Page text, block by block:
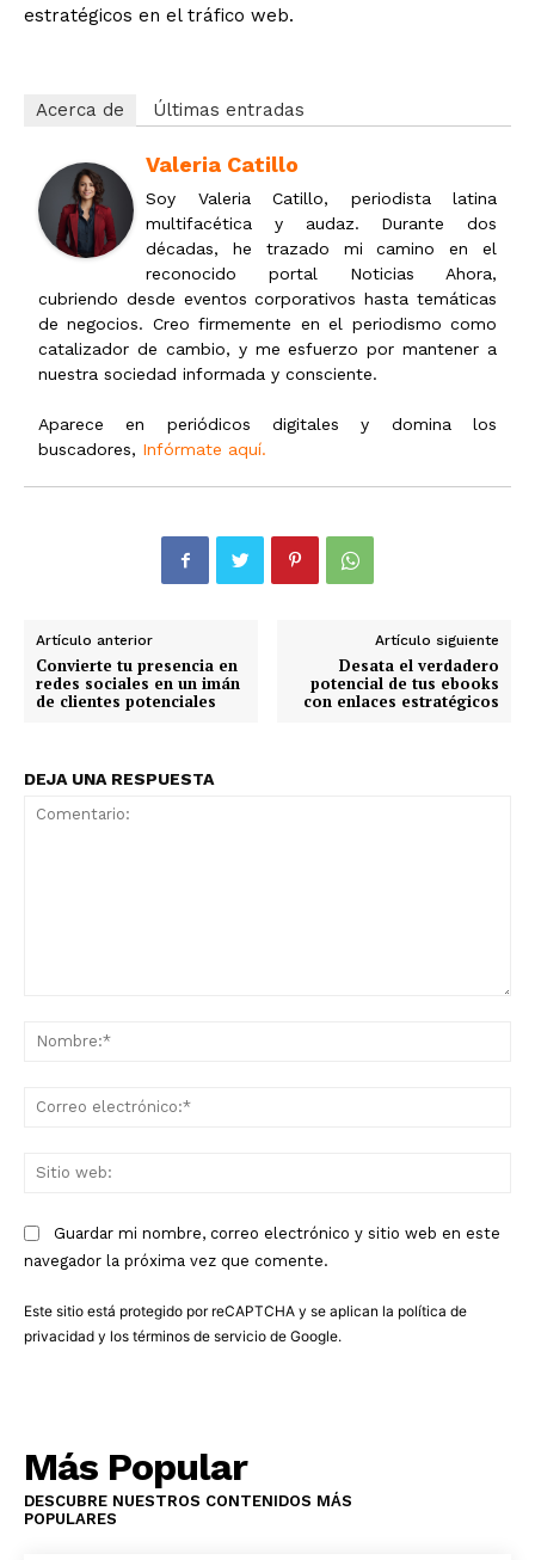
estratégicos en el tráfico web.
Acerca de Últimas entradas
Valeria Catillo
Soy Valeria Catillo, periodista latina
multifacética y audaz. Durante dos
décadas, he trazado mi camino en el
reconocido portal Noticias Ahora,
cubriendo desde eventos corporativos hasta temáticas
de negocios. Creo firmemente en el periodismo como
catalizador de cambio, y me esfuerzo por mantener a
nuestra sociedad informada y consciente.
Aparece en periódicos digitales y domina los
buscadores, Infórmate aquí.
Artículo anterior
Convierte tu presencia en
redes sociales en un imán
de clientes potenciales
Artículo siguiente
Desata el verdadero
potencial de tus ebooks
con enlaces estratégicos
DEJA UNA RESPUESTA
Guardar mi nombre, correo electrónico y sitio web en este
navegador la próxima vez que comente.
Este sitio está protegido por reCAPTCHA y se aplican la política de
privacidad y los términos de servicio de Google.
Más Popular
DESCUBRE NUESTROS CONTENIDOS MÁS
POPULARES